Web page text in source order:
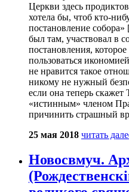
Церкви здесь
хотела бы, чтоб кто-
постановление
был там, участвовал в
постановления,
пользоваться
не нравится такое
никому не нужный
если она теперь скажет
«истинным» членом
причинить страшный
25 мая 2018 читать
Новосвмуч.